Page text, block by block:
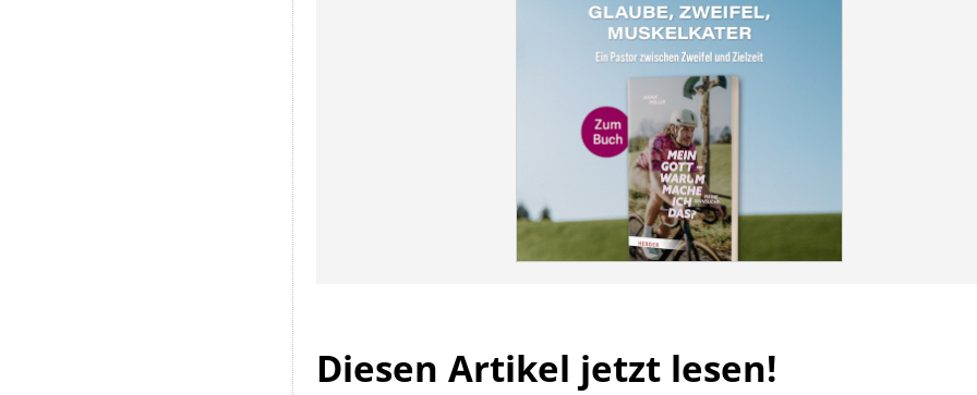
Diesen Artikel jetzt lesen!